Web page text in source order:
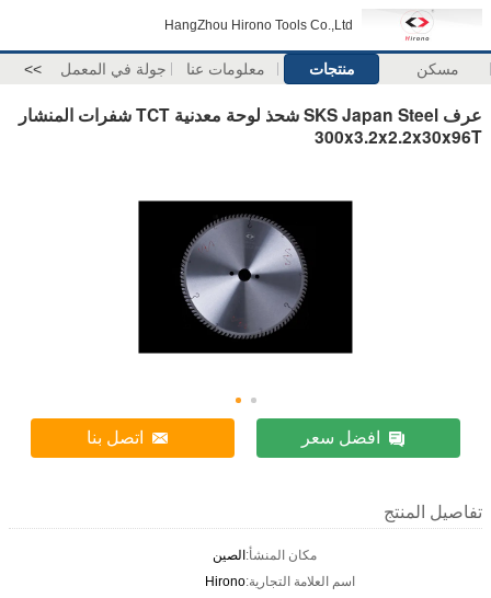
HangZhou Hirono Tools Co.,Ltd
مسكن منتجات معلومات عنا جولة في المعمل >>
عرف SKS Japan Steel شحذ لوحة معدنية TCT شفرات المنشار
300x3.2x2.2x30x96T
افضل سعر اتصل بنا
تفاصيل المنتج
مكان المنشأ:الصين
اسم العلامة التجارية:Hirono